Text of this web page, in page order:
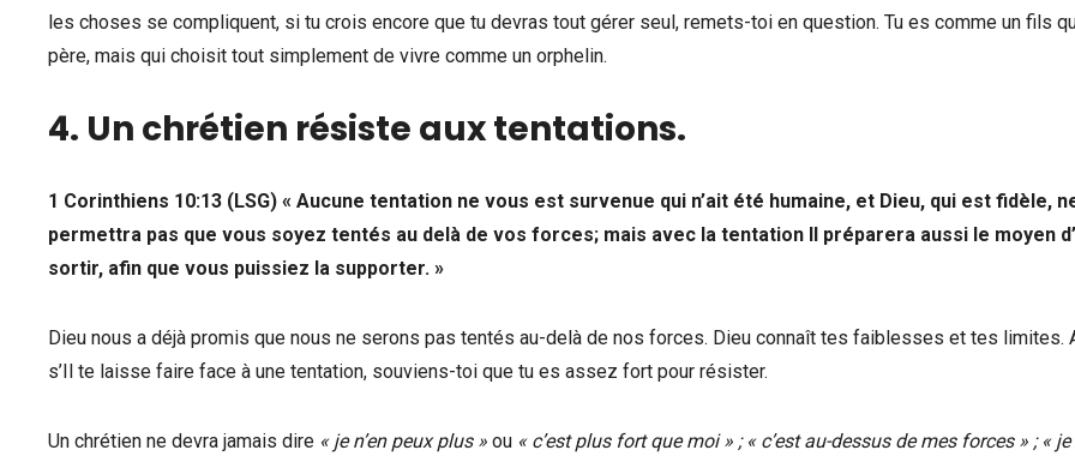
les choses se compliquent, si tu crois encore que tu devras tout gérer seul, remets-toi en question. Tu es comme un fils
père, mais qui choisit tout simplement de vivre comme un orphelin.
4. Un chrétien résiste aux tentations.
1 Corinthiens 10:13 (LSG) « Aucune tentation ne vous est survenue qui n’ait été humaine, et Dieu, qui est fidèle,
permettra pas que vous soyez tentés au delà de vos forces; mais avec la tentation Il préparera aussi le moyen
sortir, afin que vous puissiez la supporter. »
Dieu nous a déjà promis que nous ne serons pas tentés au-delà de nos forces. Dieu connaît tes faiblesses et tes limites.
s’Il te laisse faire face à une tentation, souviens-toi que tu es assez fort pour résister.
Un chrétien ne devra jamais dire « je n’en peux plus » ou « c’est plus fort que moi » ; « c’est au-dessus de mes forces » ; « je